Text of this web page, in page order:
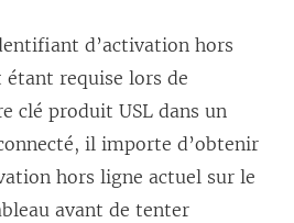
d’activation hors
requise lors de
clé produit USL dans un
il importe d’obtenir
hors ligne actuel sur le
avant de tenter